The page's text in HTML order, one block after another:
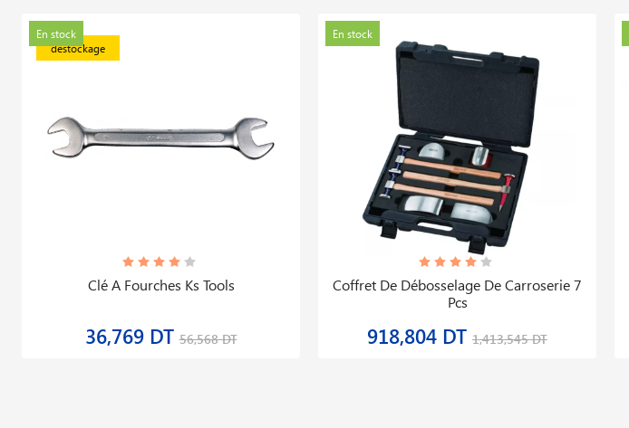
En stock
déstockage
Clé A Fourches Ks Tools
36,769 DT56,568 DT
En stock
Coffret De Débosselage De Carroserie 7
Pcs
918,804 DT 1,413,545 DT